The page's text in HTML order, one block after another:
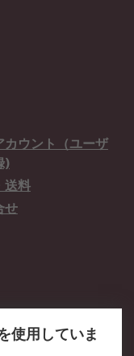
カウント（ユーザ
)
送料
せ
使用していま